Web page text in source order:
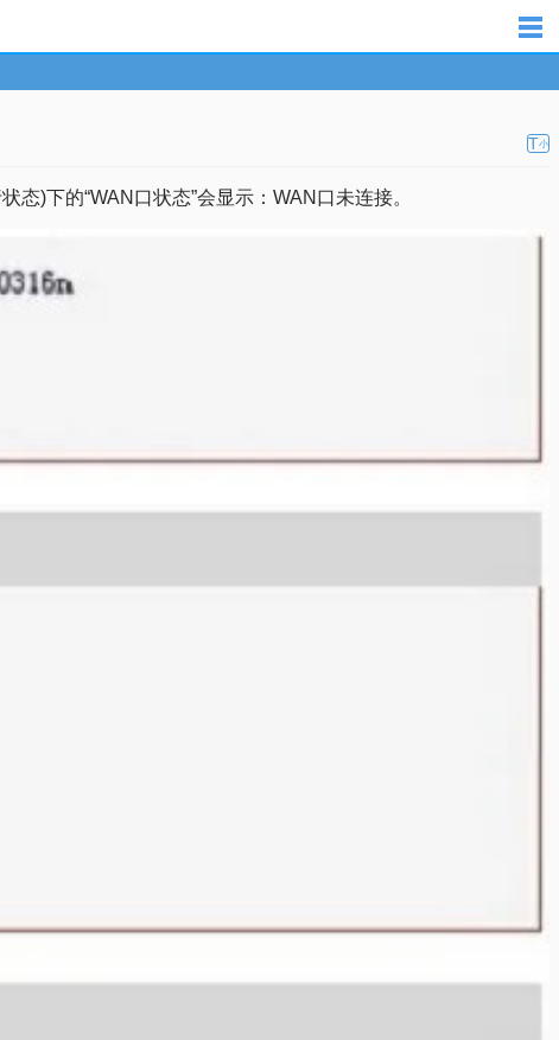
T小
)下的“WAN口状态”会显示：WAN口未连接。